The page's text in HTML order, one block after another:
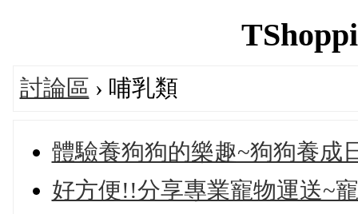
討論區 › 哺乳類
體驗養狗狗的樂趣~狗狗養成
好方便!!分享專業寵物運送~